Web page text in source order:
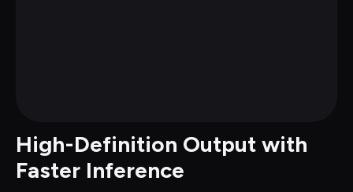
High-Definition Output with
Faster Inference